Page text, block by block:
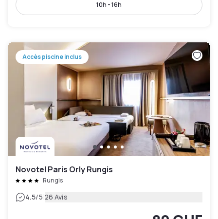
10h - 16h
Accès piscine inclus
Novotel Paris Orly Rungis
Rungis
4.5/5|26 Avis